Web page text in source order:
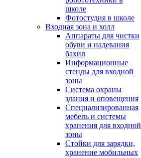
школе
Фотостудия в школе
Входная зона и холл
Аппараты для чистки
обуви и надевания
бахил
Информационные
стенды для входной
зоны
Система охраны
здания и оповещения
Специализированная
мебель и системы
хранения для входной
зоны
Стойки для зарядки,
хранение мобильных